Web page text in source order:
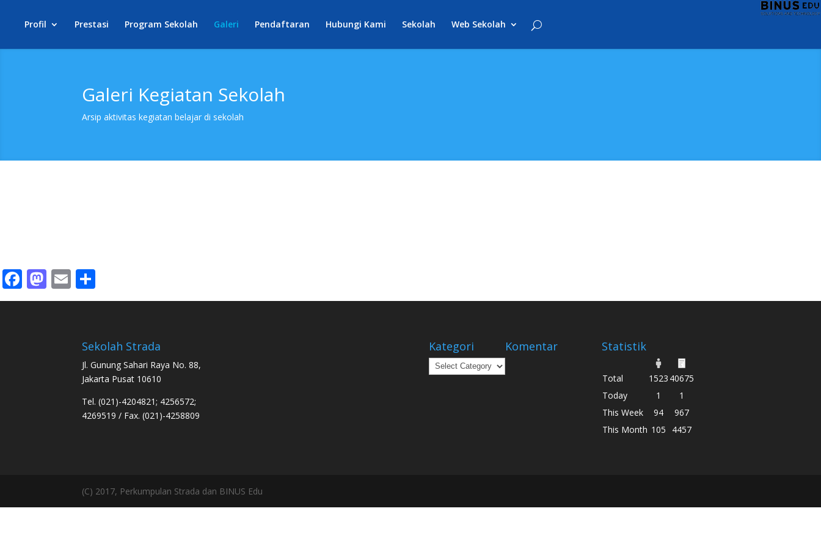
Profil Prestasi Program Sekolah Galeri Pendaftaran Hubungi Kami Sekolah Web Sekolah
Galeri Kegiatan Sekolah
Arsip aktivitas kegiatan belajar di sekolah
Facebook
Mastodon
Email
Sekolah Strada
Jl. Gunung Sahari Raya No. 88,
Jakarta Pusat 10610
Tel. (021)-4204821; 4256572;
4269519 / Fax. (021)-4258809
Kategori
Kategori
Komentar Statistik
Total 1523 40675
Today
1
1
This Week
94
967
This Month 105 4457
(C) 2017, Perkumpulan Strada dan BINUS Edu